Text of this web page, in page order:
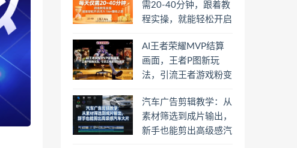
需20-40分钟，跟着教
程实操，就能轻松开启
AI王者荣耀MVP结算
画面，王者P图新玩
法，引流王者游戏粉变
汽车广告剪辑教学：从
素材筛选到成片输出，
新手也能剪出高级感汽